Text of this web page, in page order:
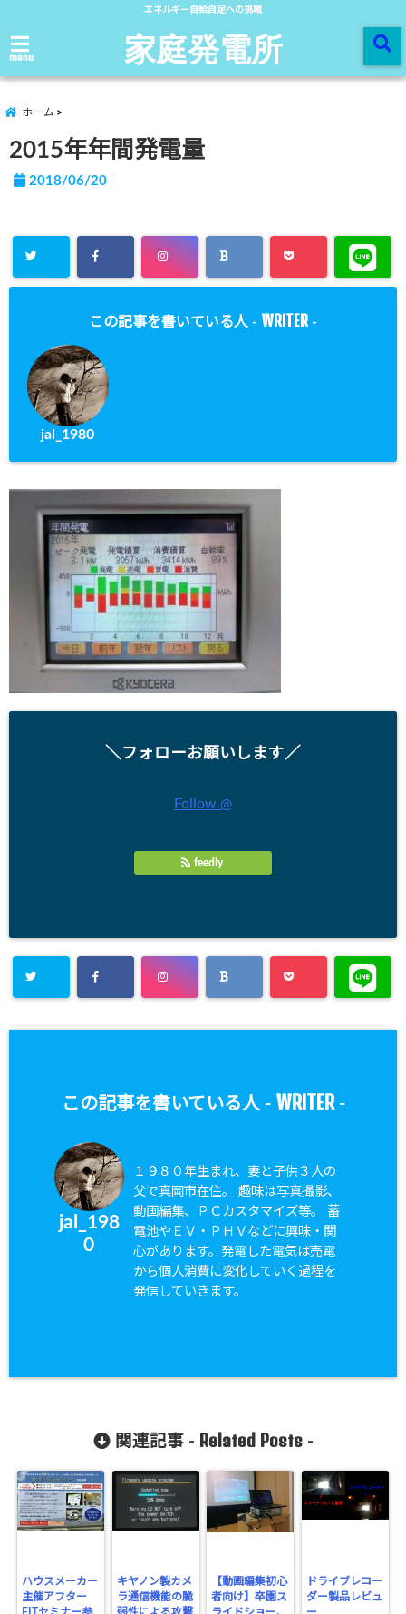
エネルギー自給自足への挑戦
menu 家庭発電所
ホーム
2015年年間発電量
2018/06/20
この記事を書いている人 - WRITER -
jal_1980
＼フォローお願いします／
Follow @
feedly
この記事を書いている人 - WRITER-
jal_198
0
１９８０年生まれ、妻と子供３人の
父で真岡市在住。 趣味は写真撮影、
動画編集、ＰＣカスタマイズ等。 蓄
電池やＥＶ・ＰＨＶなどに興味・関
心があります。発電した電気は売電
から個人消費に変化していく過程を
発信していきます。
関連記事 - Related Posts-
ハウスメーカー
主催アフター
キヤノン製カメ
ラ通信機能の脆
【動画編集初心
者向け】卒園ス
ドライブレコー
ダー製品レビュ